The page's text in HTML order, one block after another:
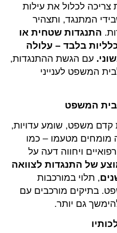
צריכה לכלול את עילות
המתנגד, ותצהיר
התנגדות שטחית או
בלבד – עלולה
עם הגשת ההתנגדות,
המשפט לענייני
קדם משפט, שומע עדויות,
מומחים מטעמו – כמו
ויחווה דעה על
של התנגדות לצוואה
, תלוי במורכבות
בתיקים מורכבים עם
גם יותר.